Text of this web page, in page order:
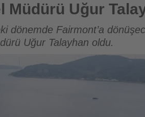
Müdürü Uğur
dönemde Fairmont’a
Uğur Talayhan oldu.